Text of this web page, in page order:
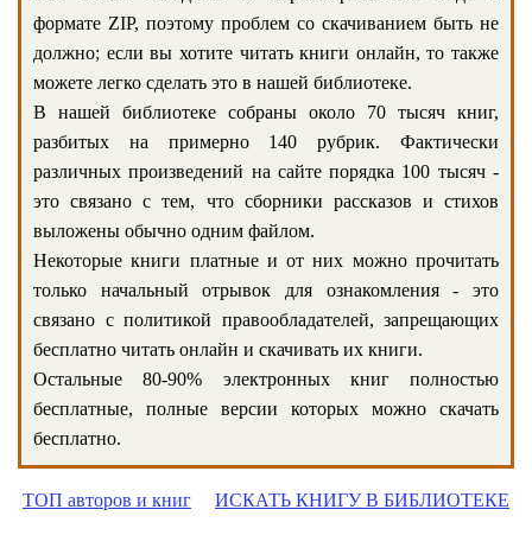
формате ZIP, поэтому проблем со скачиванием быть не
должно; если вы хотите читать книги онлайн, то также
можете легко сделать это в нашей библиотеке.
В нашей библиотеке собраны около 70 тысяч книг,
разбитых на примерно 140 рубрик. Фактически
различных произведений на сайте порядка 100 тысяч -
это связано с тем, что сборники рассказов и стихов
выложены обычно одним файлом.
Некоторые книги платные и от них можно прочитать
только начальный отрывок для ознакомления - это
связано с политикой правообладателей, запрещающих
бесплатно читать онлайн и скачивать их книги.
Остальные 80-90% электронных книг полностью
бесплатные, полные версии которых можно скачать
бесплатно.
ТОП авторов и книг ИСКАТЬ КНИГУ В БИБЛИОТЕКЕ